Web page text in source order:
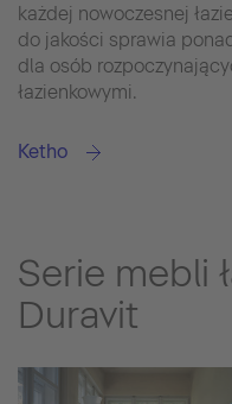
każdej nowoczesnej
do jakości sprawia
dla osób
łazienkowymi.
Ketho
Serie mebli
Duravit